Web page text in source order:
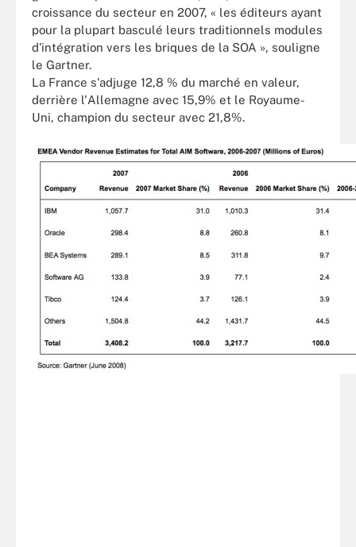
croissance du secteur en 2007, « les éditeurs ayant
pour la plupart basculé leurs traditionnels modules
d'intégration vers les briques de la SOA », souligne
le Gartner.
La France s'adjuge 12,8 % du marché en valeur,
derrière l'Allemagne avec 15,9% et le Royaume-
Uni, champion du secteur avec 21,8%.